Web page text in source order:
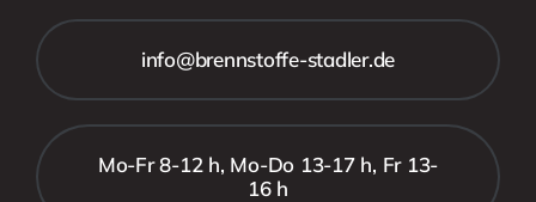
info@brennstoffe-stadler.de
Mo-Fr 8-12 h, Mo-Do 13-17 h, Fr 13-
16 h